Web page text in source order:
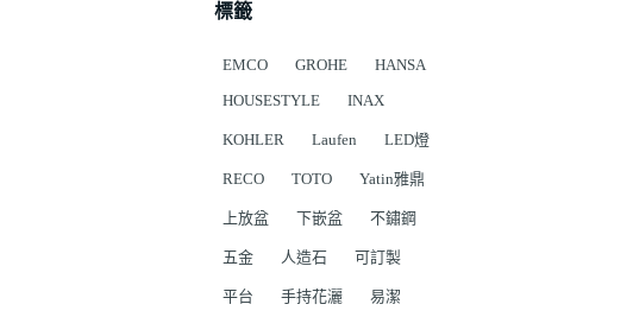
標籤
EMCO GROHE
HANSA
HOUSESTYLE
INAX
KOHLER Laufen LED燈
RECO TOTO Yatin雅鼎
上放盆 下嵌盆 不鏽鋼
五金 人造石 可訂製
平台 手持花灑 易潔